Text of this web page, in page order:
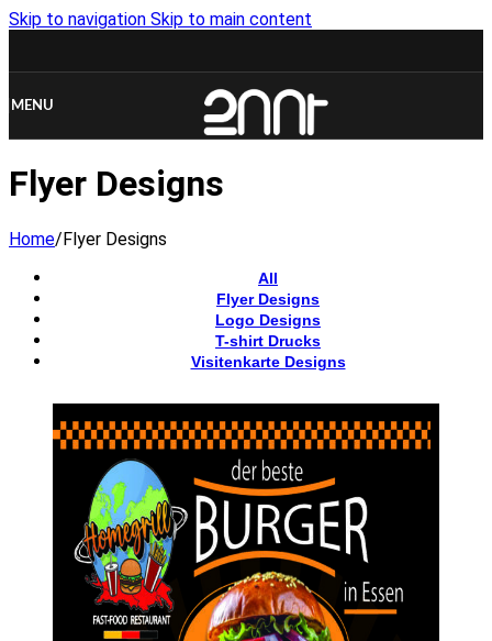
Skip to navigation Skip to main content
MENU
Flyer Designs
Home/Flyer Designs
All
Flyer Designs
Logo Designs
T-shirt Drucks
Visitenkarte Designs